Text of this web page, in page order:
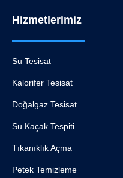
Hizmetlerimiz
Su Tesisat
Kalorifer Tesisat
Doğalgaz Tesisat
Su Kaçak Tespiti
Tıkanıklık Açma
Petek Temizleme